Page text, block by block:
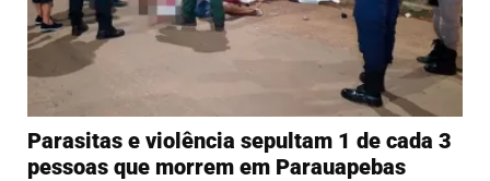
Parasitas e violência sepultam 1 de cada 3
pessoas que morrem em Parauapebas